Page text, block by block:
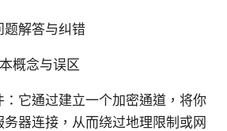
题解答与纠错
概念与误区
：它通过建立一个加密通道，将你
务器连接，从而绕过地理限制或网